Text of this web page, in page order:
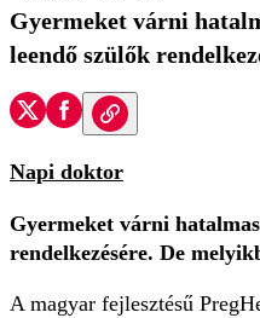
Gyermeket várni
leendő szülők
Napi doktor
Gyermeket várni
rendelkezésére. De
A magyar fejlesztésű